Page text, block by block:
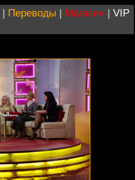
| Переводы | Магазин | VIP